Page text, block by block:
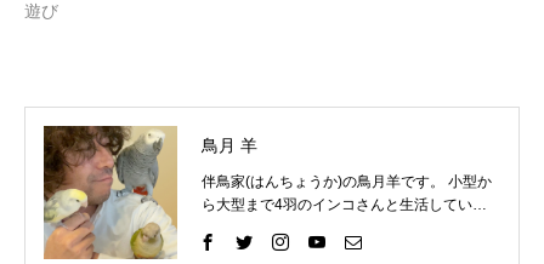
遊び
鳥月 羊
伴鳥家(はんちょうか)の鳥月羊です。 小型か
ら大型まで4羽のインコさんと生活していま
困りごとを経験してきました。 そしてそれを